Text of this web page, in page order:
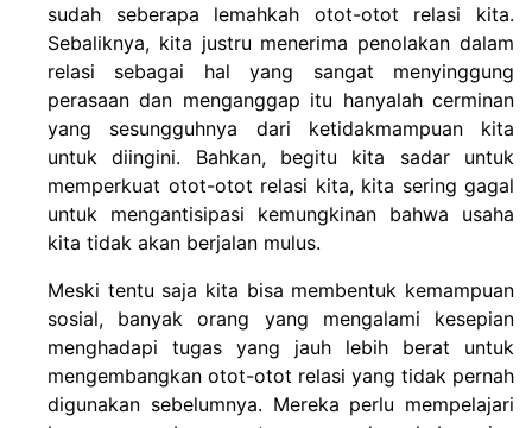
sudah seberapa lemahkah otot-otot relasi kita.
Sebaliknya, kita justru menerima penolakan dalam
relasi sebagai hal yang sangat menyinggung
perasaan dan menganggap itu hanyalah cerminan
yang sesungguhnya dari ketidakmampuan kita
untuk diingini. Bahkan, begitu kita sadar untuk
memperkuat otot-otot relasi kita, kita sering gagal
untuk mengantisipasi kemungkinan bahwa usaha
kita tidak akan berjalan mulus.
Meski tentu saja kita bisa membentuk kemampuan
sosial, banyak orang yang mengalami kesepian
menghadapi tugas yang jauh lebih berat untuk
mengembangkan otot-otot relasi yang tidak pernah
digunakan sebelumnya. Mereka perlu mempelajari